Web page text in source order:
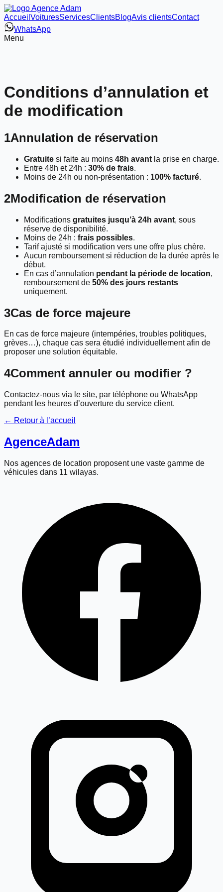
Accueil VoituresServicesClientsBlogAvis clientsContact
WhatsApp
Menu
Conditions d’annulation et
de modification
1Annulation de réservation
Gratuite si faite au moins 48h avant la prise en charge.
Entre 48h et 24h : 30% de frais.
Moins de 24h ou non-présentation : 100% facturé.
2Modification de réservation
Modifications gratuites jusqu’à 24h avant, sous
réserve de disponibilité.
Moins de 24h : frais possibles.
Tarif ajusté si modification vers une offre plus chère.
Aucun remboursement si réduction de la durée après le
début.
En cas d’annulation pendant la période de location,
remboursement de 50% des jours restants
uniquement.
3Cas de force majeure
En cas de force majeure (intempéries, troubles politiques,
grèves…), chaque cas sera étudié individuellement afin de
proposer une solution équitable.
4Comment annuler ou modifier ?
Contactez-nous via le site, par téléphone ou WhatsApp
pendant les heures d’ouverture du service client.
← Retour à l’accueil
AgenceAdam
Nos agences de location proposent une vaste gamme de
véhicules dans 11 wilayas.